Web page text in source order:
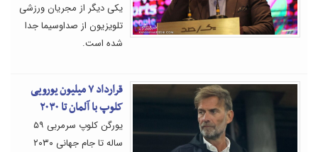
یکی دیگر از مجریان ورزشی
تلویزیون از صداوسیما جدا
شده است.
قرارداد ۷ میلیون یورویی
کلوپ با آلمان تا ۲۰۳۰
یورگن کلوپ سرمربی ۵۹
ساله تا جام جهانی ۲۰۳۰